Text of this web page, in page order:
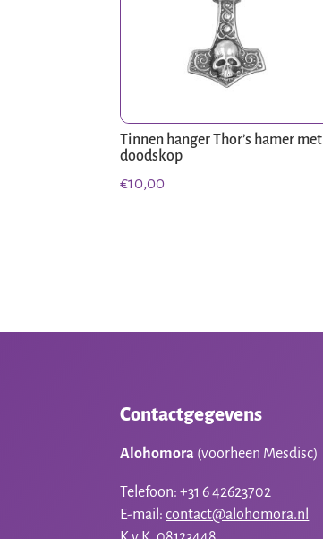
Tinnen hanger Thor’s hamer met
doodskop
€10,00
Contactgegevens
Alohomora (voorheen Mesdisc)
Telefoon: +31 6 42623702
E-mail:contact@alohomora.nl